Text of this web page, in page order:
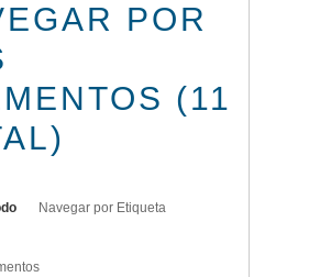
POR
(11
Navegar por Etiqueta